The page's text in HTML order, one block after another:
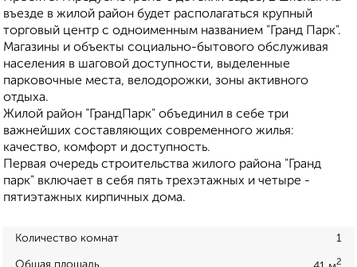
въезде в жилой район будет располагаться крупный
торговый центр с одноименным названием "Гранд Парк".
Магазины и объекты социально-бытового обслуживая
населения в шаговой доступности, выделенные
парковочные места, велодорожки, зоны активного
отдыха.
Жилой район "ГрандПарк" объединил в себе три
важнейших составляющих современного жилья:
качество, комфорт и доступность.
Первая очередь строительства жилого района "Гранд
парк" включает в себя пять трехэтажных и четыре -
пятиэтажных кирпичных дома.
Количество комнат 1
Общая площадь 2